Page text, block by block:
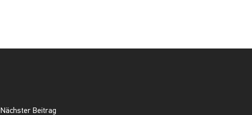
Nächster Beitrag